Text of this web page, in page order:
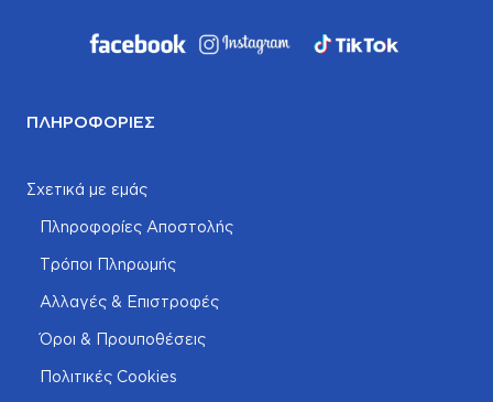
ΠΛΗΡΟΦΟΡΊΕΣ
Σχετικά με εμάς
Πληροφορίες Αποστολής
Τρόποι Πληρωμής
Αλλαγές & Επιστροφές
Όροι & Προυποθέσεις
Πολιτικές Cookies